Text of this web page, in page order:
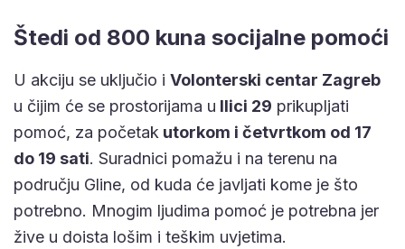
Štedi od 800 kuna socijalne pomoći
U akciju se uključio i Volonterski centar Zagreb
u čijim će se prostorijama u Ilici 29 prikupljati
pomoć, za početak utorkom i četvrtkom od 17
do 19 sati. Suradnici pomažu i na terenu na
području Gline, od kuda će javljati kome je što
potrebno. Mnogim ljudima pomoć je potrebna jer
žive u doista lošim i teškim uvjetima.